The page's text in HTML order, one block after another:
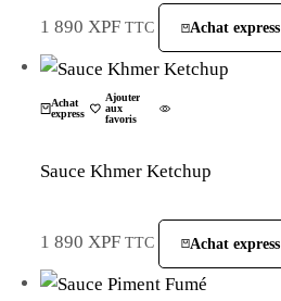
1 890 XPF TTC Achat express
Achat
express
Ajouter
aux
favoris
La Plantation
Sauce Khmer Ketchup
1 890XPF TTC Achat express